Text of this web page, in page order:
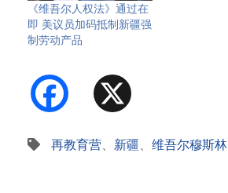
《维吾尔人权法》通过在
即 美议员加码抵制新疆强
制劳动产品
Facebook
再教育营、 新疆、 维吾尔穆斯林